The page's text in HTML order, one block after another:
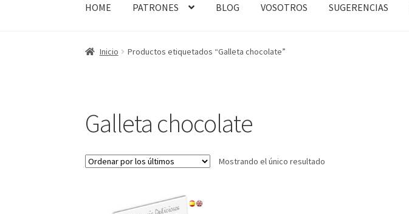
HOME PATRONES BLOG VOSOTROS SUGERENCIAS
Inicio Productos etiquetados “Galleta chocolate”
Galleta chocolate
Mostrando el único resultado